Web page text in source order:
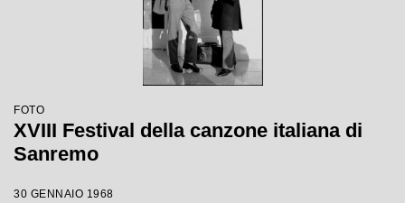
FOTO
XVIII Festival della canzone italiana di
Sanremo
30 GENNAIO 1968